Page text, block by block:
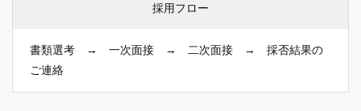
採用フロー
書類選考 → 一次面接 → 二次面接 → 採否結果の
ご連絡